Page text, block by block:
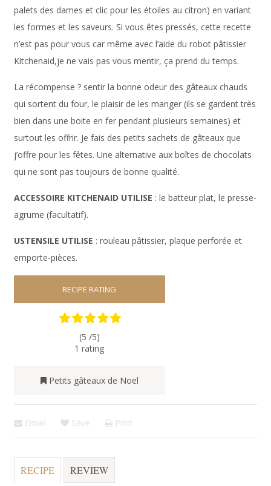
palets des dames et clic pour les étoiles au citron) en variant
les formes et les saveurs. Si vous êtes pressés, cette recette
n’est pas pour vous car même avec l’aide du robot pâtissier
Kitchenaid,je ne vais pas vous mentir, ça prend du temps.
La récompense ? sentir la bonne odeur des gâteaux chauds
qui sortent du four, le plaisir de les manger (ils se gardent très
bien dans une boite en fer pendant plusieurs semaines) et
surtout les offrir. Je fais des petits sachets de gâteaux que
j’offre pour les fêtes. Une alternative aux boîtes de chocolats
qui ne sont pas toujours de bonne qualité.
ACCESSOIRE KITCHENAID UTILISE : le batteur plat, le presse-
agrume (facultatif).
USTENSILE UTILISE : rouleau pâtissier, plaque perforée et
emporte-pièces.
RECIPE RATING
(5 /5)
1rating
Petits gâteaux de Noel
Email Save Print
RECIPE REVIEW